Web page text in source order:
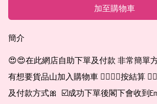
加至購物車
簡介
😍😍在此網店自助下單及付款 非常簡單方
有想要貨品山加入購物車 👉🏻👉🏻按結算
及付款方式🎀  ☑️成功下單後閣下會收到